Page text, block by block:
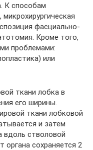
К способам
фасциально-
Кроме того,
проблемами:
или
ткани лобка в
его ширины.
ткани лобковой
и затем
вдоль стволовой
органа сохраняется 2